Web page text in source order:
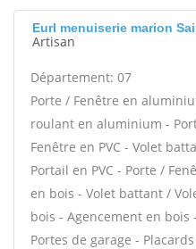
Eurl menuiserie marion
Artisan
Département: 07
Porte / Fenêtre en
roulant en aluminium -
Fenêtre en PVC - Volet
Portail en PVC - Porte /
en bois - Volet battant /
bois - Agencement en bois
Portes de garage -